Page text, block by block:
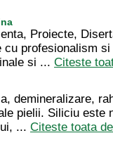
Proiecte,
profesionalism
si ... Citeste
demineralizare,
pielii. Siliciu este
... Citeste toata